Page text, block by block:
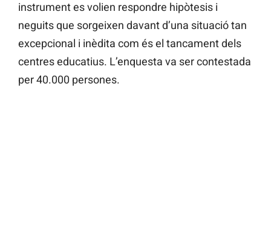
instrument es volien respondre hipòtesis i
neguits que sorgeixen davant d’una situació tan
excepcional i inèdita com és el tancament dels
centres educatius. L’enquesta va ser contestada
per 40.000 persones.